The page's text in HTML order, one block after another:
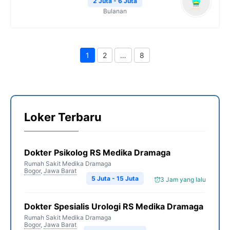
Bulanan
Page
1 Page
2 … 8
Loker Terbaru
Dokter Psikolog RS Medika Dramaga
Rumah Sakit Medika Dramaga
Bogor, Jawa Barat
3 Jam yang lalu
5 Juta - 15 Juta
Dokter Spesialis Urologi RS Medika Dramaga
Rumah Sakit Medika Dramaga
Bogor, Jawa Barat